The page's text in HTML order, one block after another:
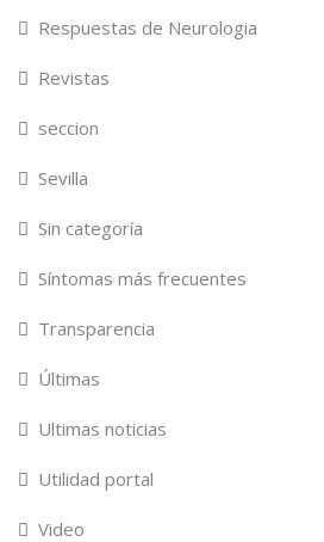
Respuestas de Neurologia
Revistas
seccion
Sevilla
Sin categoría
Síntomas más frecuentes
Transparencia
Últimas
Ultimas noticias
Utilidad portal
Video